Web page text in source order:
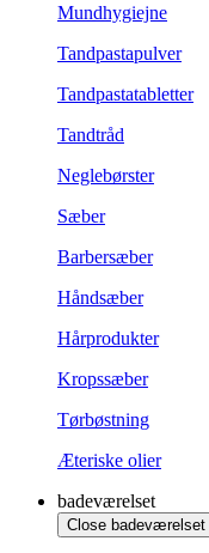
Mundhygiejne
Tandpastapulver
Tandpastatabletter
Tandtråd
Neglebørster
Sæber
Barbersæber
Håndsæber
Hårprodukter
Kropssæber
Tørbøstning
Æteriske olier
badeværelset
Close badeværelset